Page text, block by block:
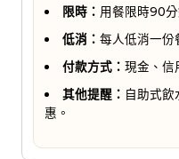
限時： 用餐限時90
低消： 每人低消一份
付款方式： 現金、信
其他提醒： 自助式
惠。